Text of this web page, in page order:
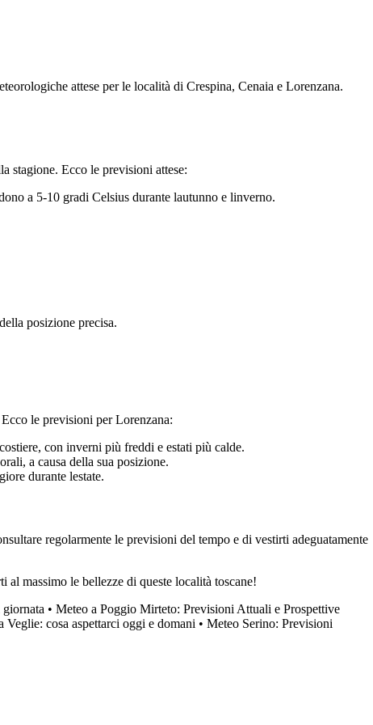
attese per le località di Crespina, Cenaia e Lorenzana.
stagione. Ecco le previsioni attese:
a 5-10 gradi Celsius durante lautunno e linverno.
posizione precisa.
le previsioni per Lorenzana:
con inverni più freddi e estati più calde.
a causa della sua posizione.
durante lestate.
regolarmente le previsioni del tempo e di vestirti adeguatamente
massimo le bellezze di queste località toscane!
• Meteo a Poggio Mirteto: Previsioni Attuali e Prospettive
Veglie: cosa aspettarci oggi e domani • Meteo Serino: Previsioni